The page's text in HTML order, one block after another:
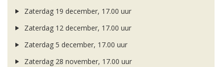
Zaterdag 19 december, 17.00 uur
Zaterdag 12 december, 17.00 uur
Zaterdag 5 december, 17.00 uur
Zaterdag 28 november, 17.00 uur